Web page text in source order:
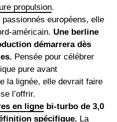
propulsion.
européens, elle
américain. Une berline
démarrera dès
Pensée pour célébrer
pure avant
la lignée, elle devrait faire
l’offrir.
en ligne bi-turbo de 3,0
spécifique. La